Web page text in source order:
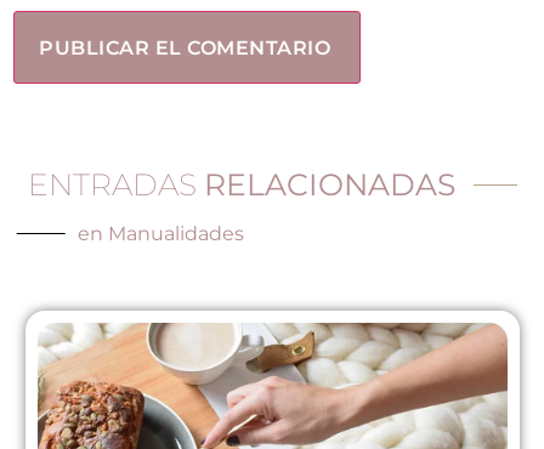
ENTRADAS RELACIONADAS
en Manualidades